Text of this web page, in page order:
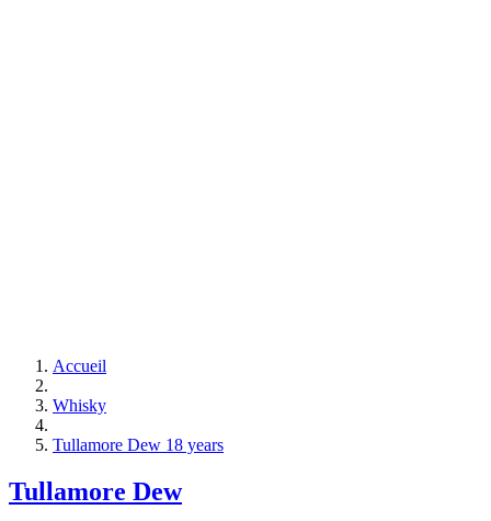
Accueil
Whisky
Tullamore Dew 18 years
Tullamore Dew